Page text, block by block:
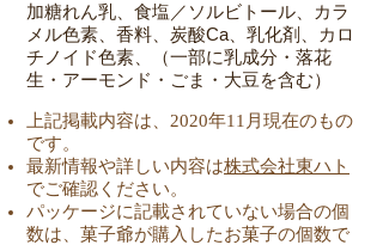
加糖れん乳、食塩／ソルビトール、カラ
メル色素、香料、炭酸Ca、乳化剤、カロ
チノイド色素、（一部に乳成分・落花
生・アーモンド・ごま・大豆を含む）
上記掲載内容は、2020年11月現在のもの
です。
最新情報や詳しい内容は株式会社東ハト
でご確認ください。
パッケージに記載されていない場合の個
数は、菓子爺が購入したお菓子の個数で